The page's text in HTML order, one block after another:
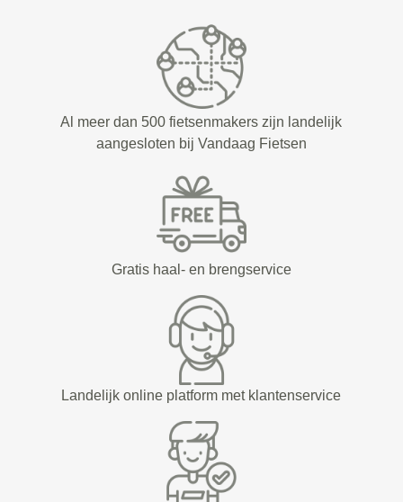
Al meer dan 500 fietsenmakers zijn landelijk
aangesloten bij Vandaag Fietsen
Gratis haal- en brengservice
Landelijk online platform met klantenservice